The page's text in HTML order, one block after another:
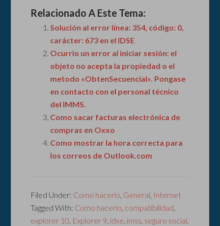
Relacionado A Este Tema:
Solución al error línea: 354, código: 0,
carácter: 673 en el IDSE
Ocurrio un error al iniciar sesión: el
objeto no acepta la propiedad o el
metodo «ObtenSecuencial». Pongase
en contacto con el personal técnico
del IMMS.
Como sacar facturas electrónica de
compras en Oxxo
Como mostrar la hora correcta para
los correos de Outlook.com
Filed Under: Como hacerlo General Internet
Tagged With: Como hacerlo compatibilidad
explorer 10 Explorer 9 idse imss seguro social